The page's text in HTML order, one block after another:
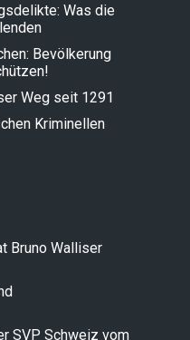
Was die
Bevölkerung
Weg seit 1291
Kriminellen
Bruno Walliser
SVP Schweiz vom